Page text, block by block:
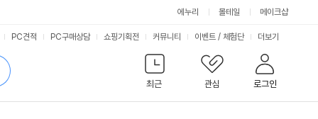
에누리 몰테일 메이크샵
최근
관심 로그인
PC견적 PC구매상담 쇼핑기획전 커뮤니티 이벤트 / 체험단 서
비
스
더보기